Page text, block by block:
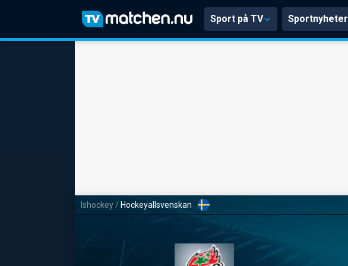
Sport på TV Sportnyheter
Ishockey / Hockeyallsvenskan